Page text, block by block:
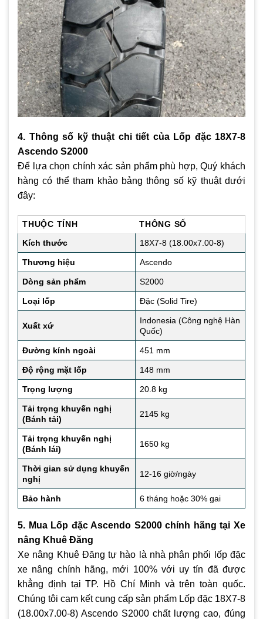
4. Thông số kỹ thuật chi tiết của Lốp đặc 18X7-8
Ascendo S2000
Để lựa chọn chính xác sản phẩm phù hợp, Quý khách
hàng có thể tham khảo bảng thông số kỹ thuật dưới
đây:
THUỘC TÍNH
THÔNG SỐ
Kích thước
18X7-8 (18.00x7.00-8)
Thương hiệu Ascendo
Dòng sản phẩm S2000
Loại lốp Đặc (Solid Tire)
Xuất xứ
Indonesia (Công nghệ Hàn
Quốc)
Đường kính ngoài 451 mm
Độ rộng mặt lốp 148 mm
Trọng lượng 20.8 kg
Tải trọng khuyến nghị
(Bánh tải)
2145 kg
Tải trọng khuyến nghị
(Bánh lái)
1650 kg
Thời gian sử dụng khuyến
nghị
12-16 giờ/ngày
Bảo hành 6 tháng hoặc 30% gai
5. Mua Lốp đặc Ascendo S2000 chính hãng tại Xe
nâng Khuê Đăng
Xe nâng Khuê Đăng tự hào là nhà phân phối lốp đặc
xe nâng chính hãng, mới 100% với uy tín đã được
khẳng định tại TP. Hồ Chí Minh và trên toàn quốc.
Chúng tôi cam kết cung cấp sản phẩm Lốp đặc 18X7-8
(18.00x7.00-8) Ascendo S2000 chất lượng cao, đúng